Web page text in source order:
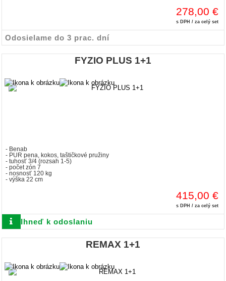
278,00 €
s DPH / za celý set
Odosielame do 3 prac. dní
FYZIO PLUS 1+1
- Benab
- PUR pena, kokos, taštičkové pružiny
- tuhosť 3/4 (rozsah 1-5)
- počet zón 7
- nosnosť 120 kg
- výška 22 cm
415,00 €
s DPH / za celý set
Ihneď k odoslaniu
REMAX 1+1